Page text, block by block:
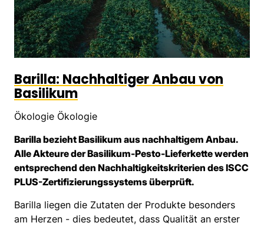
Barilla: Nachhaltiger Anbau von
Basilikum
Ökologie Ökologie
Barilla bezieht Basilikum aus nachhaltigem Anbau.
Alle Akteure der Basilikum-Pesto-Lieferkette werden
entsprechend den Nachhaltigkeitskriterien des ISCC
PLUS-Zertifizierungssystems überprüft.
Barilla liegen die Zutaten der Produkte besonders
am Herzen - dies bedeutet, dass Qualität an erster